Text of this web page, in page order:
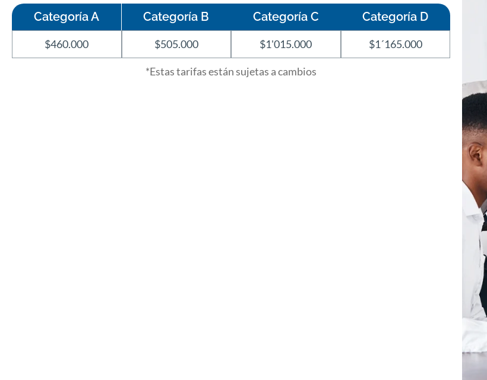
Categoría A Categoría B Categoría C Categoría D
$460.000 $505.000 $1'015.000 $1´165.000
*Estas tarifas están sujetas a cambios